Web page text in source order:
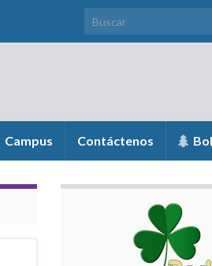
Search for:
Campus Contáctenos